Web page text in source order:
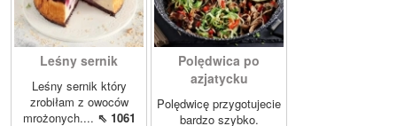
Leśny sernik
Leśny sernik który
zrobiłam z owoców
mrożonych.... ⇖ 1061
Polędwica po
azjatycku
Polędwicę przygotujecie
bardzo szybko.